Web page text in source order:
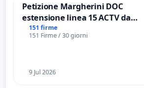
Petizione Margherini DOC
estensione linea 15 ACTV da
Marghera P.zza S. Antonio
all'aeroporto Marco Polo tariffa a
151 firme
151 Firme / 30 giorni
9 Jul 2026